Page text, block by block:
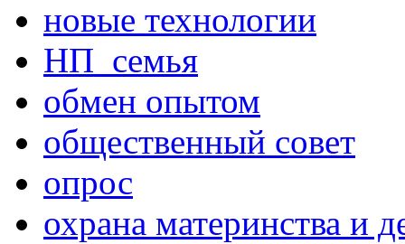
новые технологии
НП_семья
обмен опытом
общественный совет
опрос
охрана материнства и